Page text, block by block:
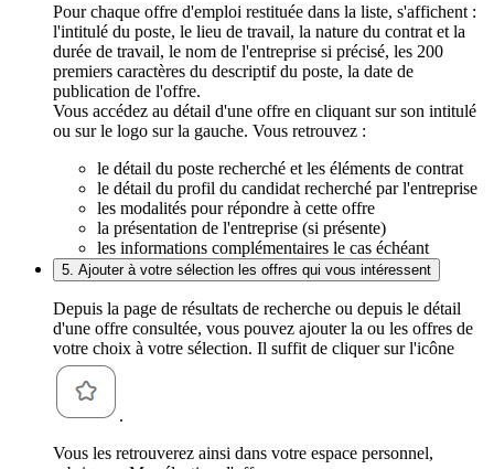
Pour chaque offre d'emploi restituée dans la liste, s'affichent :
l'intitulé du poste, le lieu de travail, la nature du contrat et la
durée de travail, le nom de l'entreprise si précisé, les 200
premiers caractères du descriptif du poste, la date de
publication de l'offre.
Vous accédez au détail d'une offre en cliquant sur son intitulé
ou sur le logo sur la gauche. Vous retrouvez :
le détail du poste recherché et les éléments de contrat
le détail du profil du candidat recherché par l'entreprise
les modalités pour répondre à cette offre
la présentation de l'entreprise (si présente)
les informations complémentaires le cas échéant
5. Ajouter à votre sélection les offres qui vous intéressent
Depuis la page de résultats de recherche ou depuis le détail
d'une offre consultée, vous pouvez ajouter la ou les offres de
votre choix à votre sélection. Il suffit de cliquer sur l'icône
.
Vous les retrouverez ainsi dans votre espace personnel,